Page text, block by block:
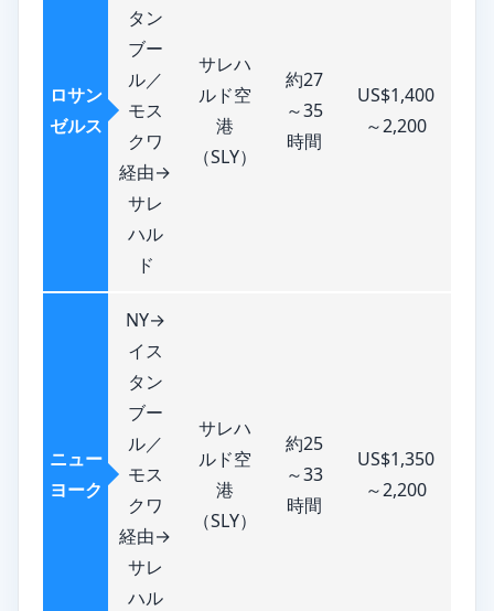
ロサン
ゼルス
タン
ブー
ル／
モス
クワ
経由→
サレ
ハル
ド
サレハ
ルド空
港
（SLY）
約27
～35
時間
US$1,400
～2,200
ニュー
ヨーク
NY→
イス
タン
ブー
ル／
モス
クワ
経由→
サレ
ハル
サレハ
ルド空
港
（SLY）
約25
～33
時間
US$1,350
～2,200